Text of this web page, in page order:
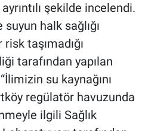
şekilde incelendi.
halk sağlığı
taşımadığı
tarafından yapılan
su kaynağını
regülatör havuzunda
ilgili Sağlık